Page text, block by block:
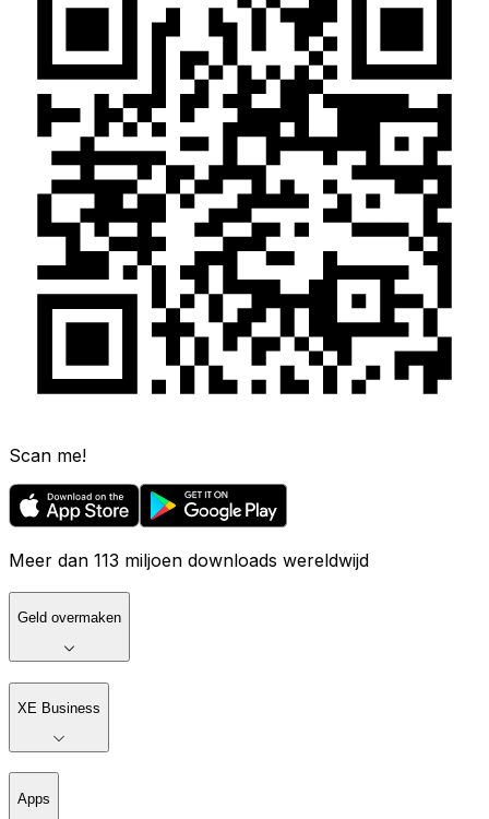
Scan me!
Meer dan 113 miljoen downloads wereldwijd
Geld overmaken
XE Business
Apps